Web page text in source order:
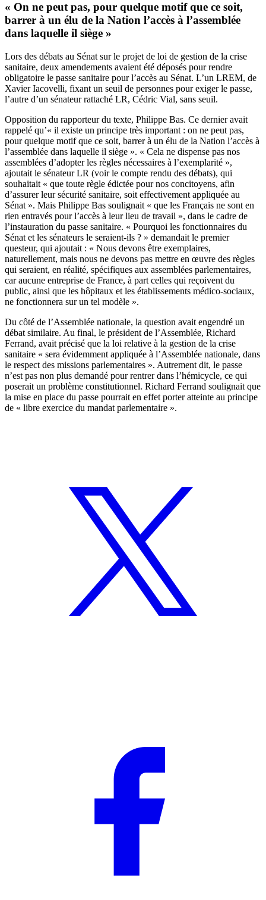
« On ne peut pas, pour quelque motif que ce soit,
barrer à un élu de la Nation l’accès à l’assemblée
dans laquelle il siège »
Lors des débats au Sénat sur le projet de loi de gestion de la crise
sanitaire, deux amendements avaient été déposés pour rendre
obligatoire le passe sanitaire pour l’accès au Sénat. L’un LREM, de
Xavier Iacovelli, fixant un seuil de personnes pour exiger le passe,
l’autre d’un sénateur rattaché LR, Cédric Vial, sans seuil.
Opposition du rapporteur du texte, Philippe Bas. Ce dernier avait
rappelé qu’« il existe un principe très important : on ne peut pas,
pour quelque motif que ce soit, barrer à un élu de la Nation l’accès à
l’assemblée dans laquelle il siège ». « Cela ne dispense pas nos
assemblées d’adopter les règles nécessaires à l’exemplarité »,
ajoutait le sénateur LR (voir le compte rendu des débats), qui
souhaitait « que toute règle édictée pour nos concitoyens, afin
d’assurer leur sécurité sanitaire, soit effectivement appliquée au
Sénat ». Mais Philippe Bas soulignait « que les Français ne sont en
rien entravés pour l’accès à leur lieu de travail », dans le cadre de
l’instauration du passe sanitaire. « Pourquoi les fonctionnaires du
Sénat et les sénateurs le seraient-ils ? » demandait le premier
questeur, qui ajoutait : « Nous devons être exemplaires,
naturellement, mais nous ne devons pas mettre en œuvre des règles
qui seraient, en réalité, spécifiques aux assemblées parlementaires,
car aucune entreprise de France, à part celles qui reçoivent du
public, ainsi que les hôpitaux et les établissements médico-sociaux,
ne fonctionnera sur un tel modèle ».
Du côté de l’Assemblée nationale, la question avait engendré un
débat similaire. Au final, le président de l’Assemblée, Richard
Ferrand, avait précisé que la loi relative à la gestion de la crise
sanitaire « sera évidemment appliquée à l’Assemblée nationale, dans
le respect des missions parlementaires ». Autrement dit, le passe
n’est pas non plus demandé pour rentrer dans l’hémicycle, ce qui
poserait un problème constitutionnel. Richard Ferrand soulignait que
la mise en place du passe pourrait en effet porter atteinte au principe
de « libre exercice du mandat parlementaire ».